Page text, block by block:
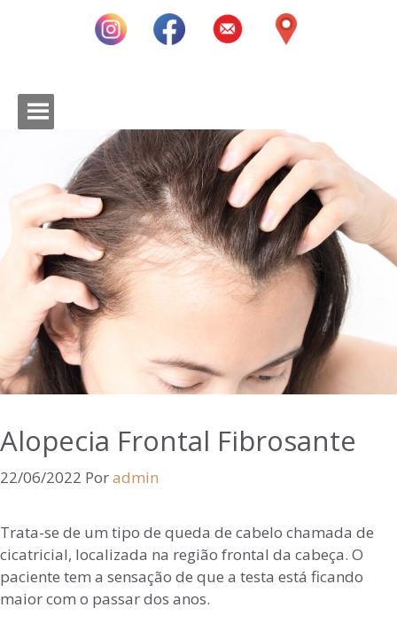
Alopecia Frontal Fibrosante
22/06/2022 Poradmin
Trata-se de um tipo de queda de cabelo chamada de
cicatricial, localizada na região frontal da cabeça. O
paciente tem a sensação de que a testa está ficando
maior com o passar dos anos.